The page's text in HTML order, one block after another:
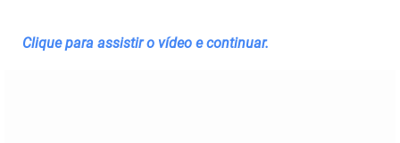
Clique para assistir o vídeo e continuar.